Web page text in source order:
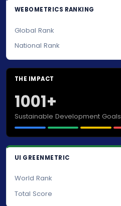
WEBOMETRICS RANKING
Global Rank
National Rank
THE IMPACT
1001+
Sustainable Development Goals
UI GREENMETRIC
World Rank
Total Score